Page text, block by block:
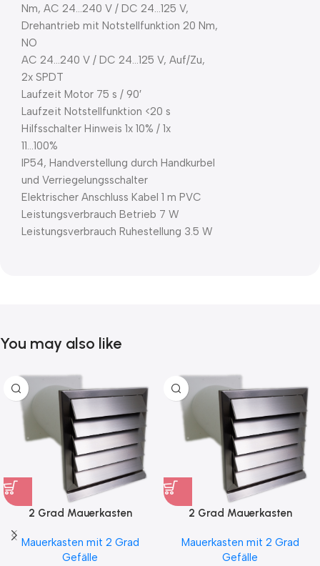
Nm, AC 24…240 V / DC 24…125 V,
Drehantrieb mit Notstellfunktion 20 Nm,
NO
AC 24…240 V / DC 24…125 V, Auf/Zu,
2x SPDT
Laufzeit Motor 75 s / 90′
Laufzeit Notstellfunktion <20 s
Hilfsschalter Hinweis 1x 10% / 1x
11…100%
IP54, Handverstellung durch Handkurbel
und Verriegelungsschalter
Elektrischer Anschluss Kabel 1 m PVC
Leistungsverbrauch Betrieb 7 W
Leistungsverbrauch Ruhestellung 3.5 W
You may also like
2 Grad Mauerkasten
Kondensatablauf auch mit
Blower Door Test und
Mauerkasten mit 2 Grad
Gefälle
2 Grad Mauerkasten
Kondensatablauf für
Klimageräte Ø150 2Grad
Mauerkasten mit 2 Grad
Gefälle